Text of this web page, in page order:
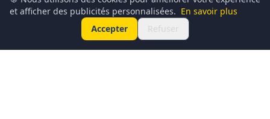
et afficher des publicités personnalisées. En savoir plus
Accepter
Refuser